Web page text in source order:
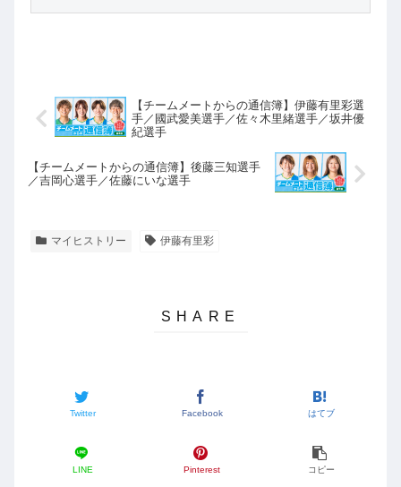
【チームメートからの通信簿】伊藤有里彩選
手／國武愛美選手／佐々木里緒選手／坂井優
紀選手
【チームメートからの通信簿】後藤三知選手
／吉岡心選手／佐藤にいな選手
マイヒストリー 伊藤有里彩
Twitter Facebook はてブ
LINE Pinterest コピー